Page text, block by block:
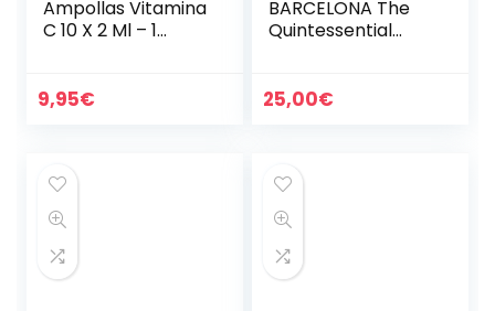
Ampollas Vitamina
C 10 X 2 Ml – 1
9,95€
BARCELONA The
Quintessential
natural y inclusivo
25,00€